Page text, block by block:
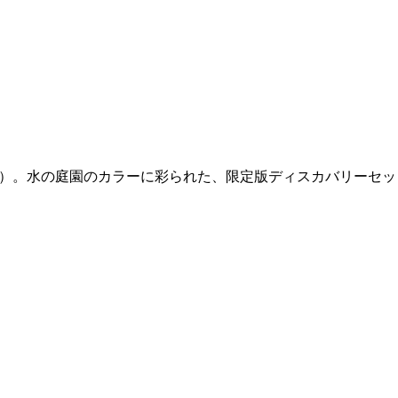
。水の庭園のカラーに彩られた、限定版ディスカバリーセ